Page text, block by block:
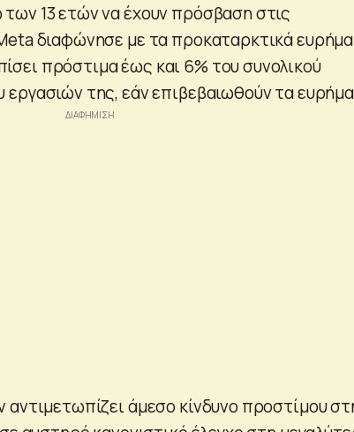
13 ετών να έχουν πρόσβαση στις
διαφώνησε με τα προκαταρκτικά
πρόστιμα έως και 6% του συνολικού
εργασιών της, εάν επιβεβαιωθούν τα
αντιμετωπίζει άμεσο κίνδυνο προστίμου